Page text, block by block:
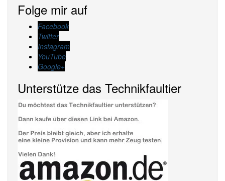
Folge mir auf
Facebook
Twitter
Instagram
YouTube
Google+
Unterstütze das Technikfaultier